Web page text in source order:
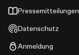
Pressemitteilungen
Datenschutz
Anmeldung